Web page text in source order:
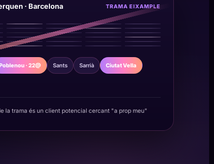
· Barcelona TRAMA EIXAMPLE
· 22@ Sants Sarrià Ciutat Vella
la trama és un client potencial cercant "a prop meu"